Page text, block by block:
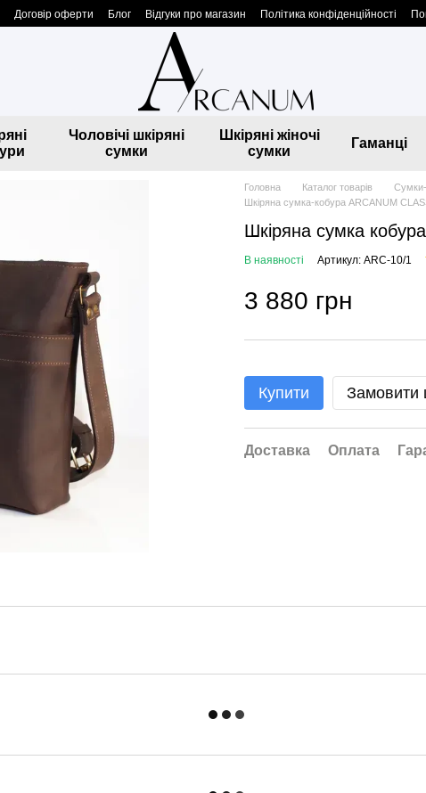
Договір оферти Блог Відгуки про магазин Політика конфіденційності
Чоловічі шкіряні
сумки
Шкіряні жіночі
сумки
Гаманці
Головна Каталог товарів Сумки-
Шкіряна сумка-кобура ARCANUM
Шкіряна сумка
В наявності Артикул: ARC-10/1
3 880 грн
Купити Замовити
Доставка Оплата